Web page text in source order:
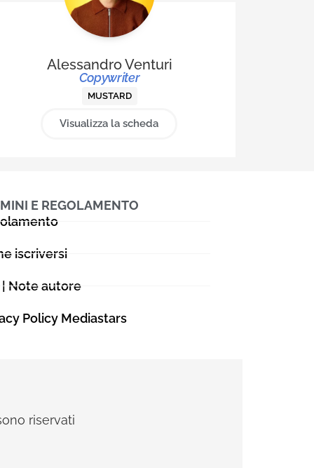
Alessandro Venturi
Copywriter
MUSTARD
Visualizza la scheda
E REGOLAMENTO
iscriversi
| Note autore
Policy Mediastars
riservati